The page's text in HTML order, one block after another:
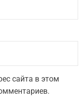
сайта в этом